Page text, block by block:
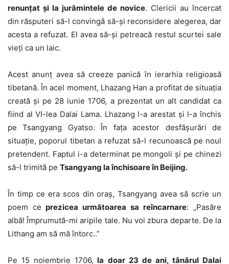
renunţat şi la jurămintele de novice. Clericii au încercat
din răsputeri să-l convingă să-şi reconsidere alegerea, dar
acesta a refuzat. El avea să-şi petreacă restul scurtei sale
vieţi ca un laic.
Acest anunţ avea să creeze panică în ierarhia religioasă
tibetană. În acel moment, Lhazang Han a profitat de situaţia
creată şi pe 28 iunie 1706, a prezentat un alt candidat ca
fiind al VI-lea Dalai Lama. Lhazang l-a arestat şi l-a închis
pe Tsangyang Gyatso. În faţa acestor desfăşurări de
situaţie, poporul tibetan a refuzat să-l recunoască pe noul
pretendent. Faptul i-a determinat pe mongoli şi pe chinezi
să-l trimită pe Tsangyang la închisoare în Beijing.
În timp ce era scos din oraş, Tsangyang avea să scrie un
poem ce prezicea următoarea sa reîncarnare: „Pasăre
albă! Împrumută-mi aripile tale. Nu voi zbura departe. De la
Lithang am să mă întorc..”
Pe 15 noiembrie 1706, la doar 23 de ani, tânărul Dalai